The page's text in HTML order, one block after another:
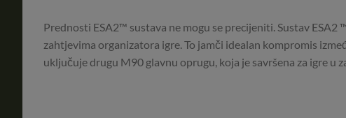
Prednosti ESA2™ sustava ne mogu se precijeniti. Sustav
zahtjevima organizatora igre. To jamči idealan kompromis
uključuje drugu M90 glavnu oprugu, koja je savršena za igre u